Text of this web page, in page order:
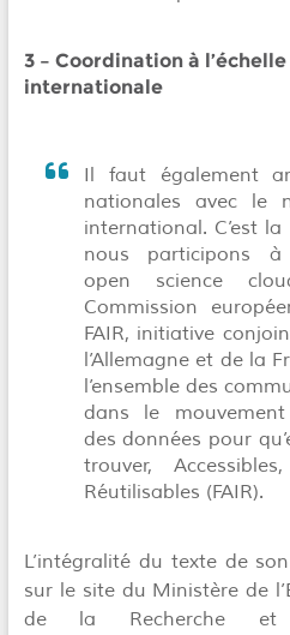
3 – Coordination à
internationale
Il faut également
nationales avec le
international. C’est
nous participons à
open science
Commission
FAIR, initiative
l’Allemagne et de la
l’ensemble des
dans le
des données pour
trouver,
Réutilisables (FAIR).
L’intégralité du texte de
sur le site du Ministère de
de la Recherche et